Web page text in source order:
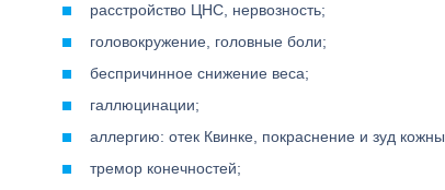
расстройство ЦНС, нервозность;
головокружение, головные боли;
беспричинное снижение веса;
галлюцинации;
аллергию: отек Квинке, покраснение и зуд
тремор конечностей;